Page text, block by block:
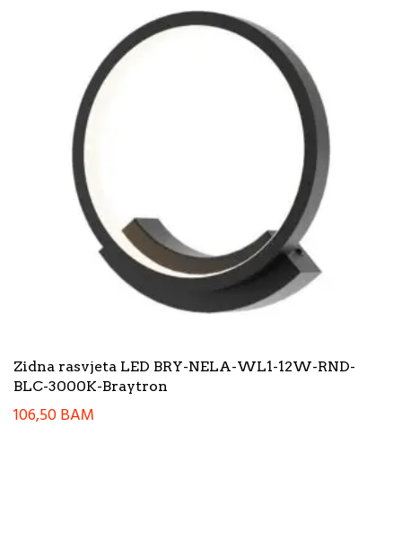
Zidna rasvjeta LED BRY-NELA-WL1-12W-RND-
BLC-3000K-Braytron
106,50BAM